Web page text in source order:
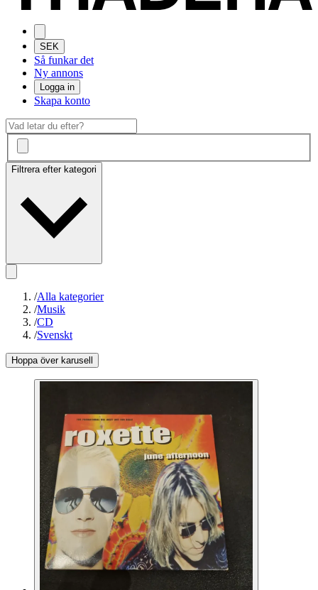
SEK
Så funkar det
Ny annons
Logga in
Skapa konto
Filtrera efter kategori
/Alla kategorier
/Musik
/CD
/Svenskt
Hoppa över karusell